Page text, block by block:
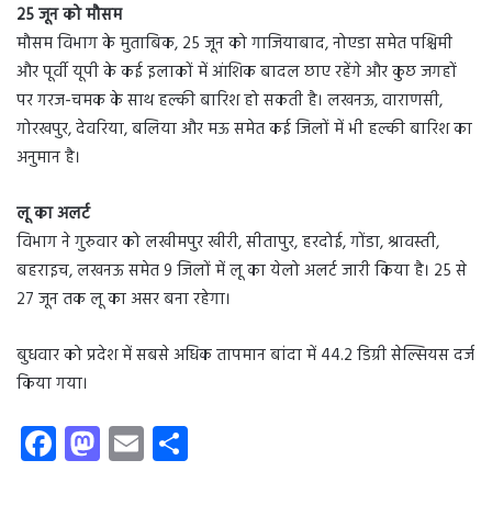
25 जून को मौसम
मौसम विभाग के मुताबिक, 25 जून को गाजियाबाद, नोएडा समेत पश्चिमी
और पूर्वी यूपी के कई इलाकों में आंशिक बादल छाए रहेंगे और कुछ जगहों
पर गरज-चमक के साथ हल्की बारिश हो सकती है। लखनऊ, वाराणसी,
गोरखपुर, देवरिया, बलिया और मऊ समेत कई जिलों में भी हल्की बारिश का
अनुमान है।
लू का अलर्ट
विभाग ने गुरुवार को लखीमपुर खीरी, सीतापुर, हरदोई, गोंडा, श्रावस्ती,
बहराइच, लखनऊ समेत 9 जिलों में लू का येलो अलर्ट जारी किया है। 25 से
27 जून तक लू का असर बना रहेगा।
बुधवार को प्रदेश में सबसे अधिक तापमान बांदा में 44.2 डिग्री सेल्सियस दर्ज
किया गया।
Fa
ce
M
as
E
m